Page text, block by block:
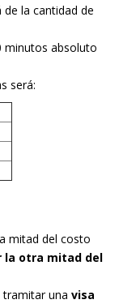
la cantidad de
minutos absoluto
será:
mitad del costo
la otra mitad del
tramitar una visa